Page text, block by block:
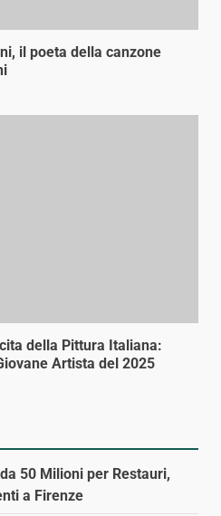
il poeta della canzone
della Pittura Italiana:
Artista del 2025
50 Milioni per Restauri,
a Firenze